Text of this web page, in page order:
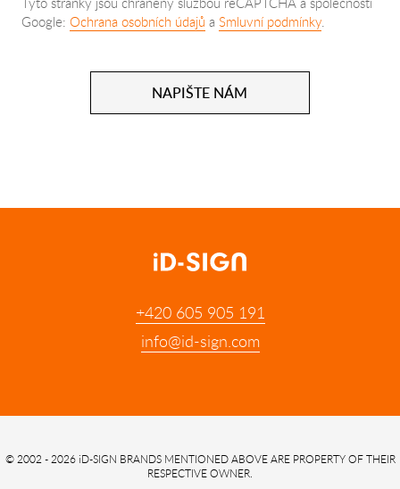
Google:Ochrana osobních údajů aSmluvní podmínky.
NAPIŠTE NÁM
+420 605 905 191
info@id-sign.com
© 2002 - 2026 iD-SIGN BRANDS MENTIONED ABOVE ARE PROPERTY OF THEIR
RESPECTIVE OWNER.